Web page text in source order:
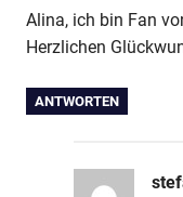
Alina, ich bin Fan
Herzlichen
ANTWORTEN